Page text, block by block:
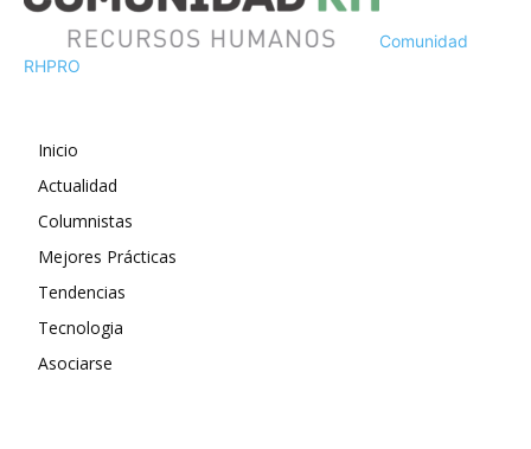
Comunidad
RHPRO
Inicio
Actualidad
Columnistas
Mejores Prácticas
Tendencias
Tecnologia
Asociarse